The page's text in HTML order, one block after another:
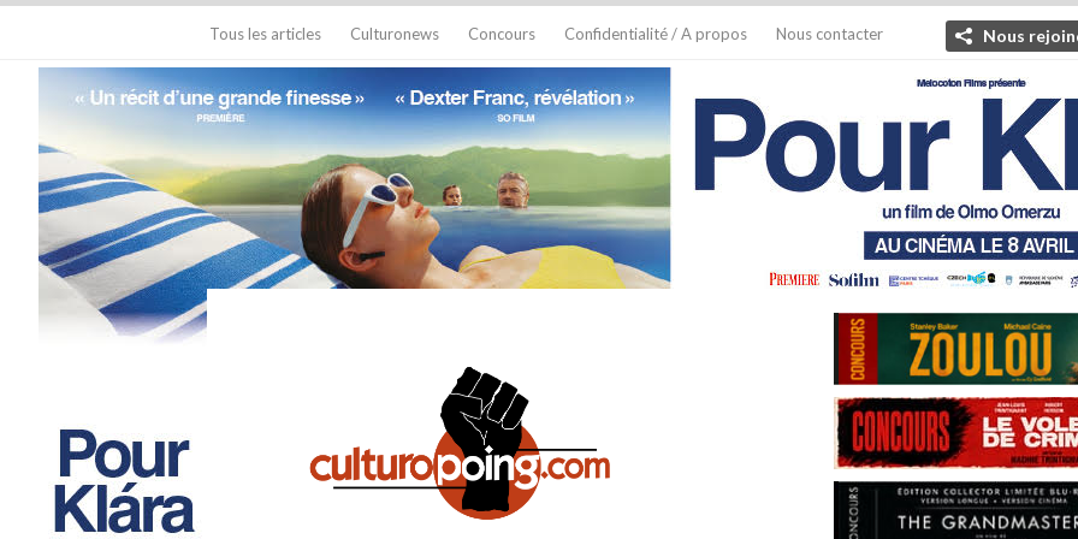
Tous les articles Culturonews Concours Confidentialité / A propos Nous contacter Nous